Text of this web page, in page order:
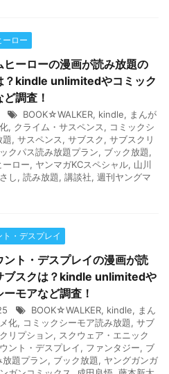
ーロー
ヒーローの漫画が読み放題の
？kindle unlimitedやコミック
調査！
BOOK☆WALKER, kindle, まんが
, クライム・サスペンス, コミックシ
, サスペンス, サブスク, サブスクリ
クパス読み放題プラン, ブック放題,
ーロー, ヤンマガKCスペシャル, 山川
し, 読み放題, 講談社, 週刊ヤングマ
・デスプレイ
ント・デスプレイの漫画が読
ブスクは？kindle unlimitedや
ーモアなど調査！
BOOK☆WALKER, kindle, まん
化, コミックシーモア読み放題, サブ
リプション, スクウェア・エニック
ント・デスプレイ, ファンタジー, ブ
放題プラン, ブック放題, ヤングガンガ